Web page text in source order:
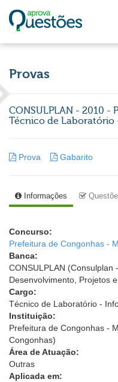
Provas
CONSULPLAN - 2010 -
Técnico de
Prova Gabarito
Informações
Concurso:
Prefeitura de Congonhas -
Banca:
CONSULPLAN (Consulplan
Desenvolvimento, Projetos
Cargo:
Técnico de Laboratório -
Instituição:
Prefeitura de Congonhas -
Congonhas)
Área de Atuação:
Outras
Aplicada em: